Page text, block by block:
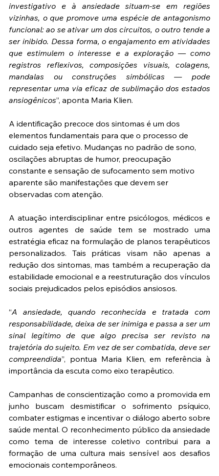
investigativo e à ansiedade situam-se em regiões
vizinhas, o que promove uma espécie de antagonismo
funcional: ao se ativar um dos circuitos, o outro tende a
ser inibido. Dessa forma, o engajamento em atividades
que estimulem o interesse e a exploração — como
registros reflexivos, composições visuais, colagens,
mandalas ou construções simbólicas — pode
representar uma via eficaz de sublimação dos estados
ansiogênicos”, aponta Maria Klien.
A identificação precoce dos sintomas é um dos
elementos fundamentais para que o processo de
cuidado seja efetivo. Mudanças no padrão de sono,
oscilações abruptas de humor, preocupação
constante e sensação de sufocamento sem motivo
aparente são manifestações que devem ser
observadas com atenção.
A atuação interdisciplinar entre psicólogos, médicos e
outros agentes de saúde tem se mostrado uma
estratégia eficaz na formulação de planos terapêuticos
personalizados. Tais práticas visam não apenas a
redução dos sintomas, mas também a recuperação da
estabilidade emocional e a reestruturação dos vínculos
sociais prejudicados pelos episódios ansiosos.
“A ansiedade, quando reconhecida e tratada com
responsabilidade, deixa de ser inimiga e passa a ser um
sinal legítimo de que algo precisa ser revisto na
trajetória do sujeito. Em vez de ser combatida, deve ser
compreendida”, pontua Maria Klien, em referência à
importância da escuta como eixo terapêutico.
Campanhas de conscientização como a promovida em
junho buscam desmistificar o sofrimento psíquico,
combater estigmas e incentivar o diálogo aberto sobre
saúde mental. O reconhecimento público da ansiedade
como tema de interesse coletivo contribui para a
formação de uma cultura mais sensível aos desafios
emocionais contemporâneos.